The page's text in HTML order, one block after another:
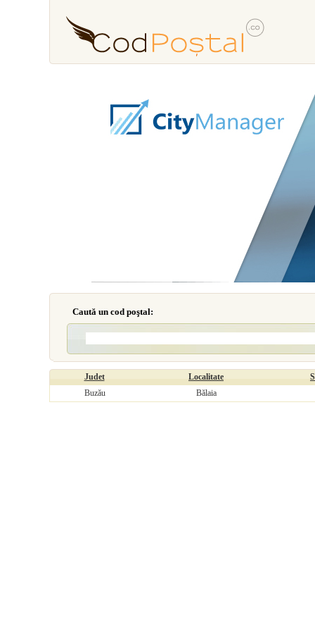
Caută un cod poştal:
Judet Localitate
Buzău
Bălaia